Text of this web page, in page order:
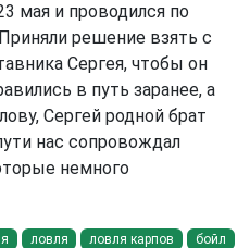
мая и проводился по
решение взять с
Сергея, чтобы он
в путь заранее, а
Сергей родной брат
нас сопровождал
немного
ловля ловля карпов
бойл